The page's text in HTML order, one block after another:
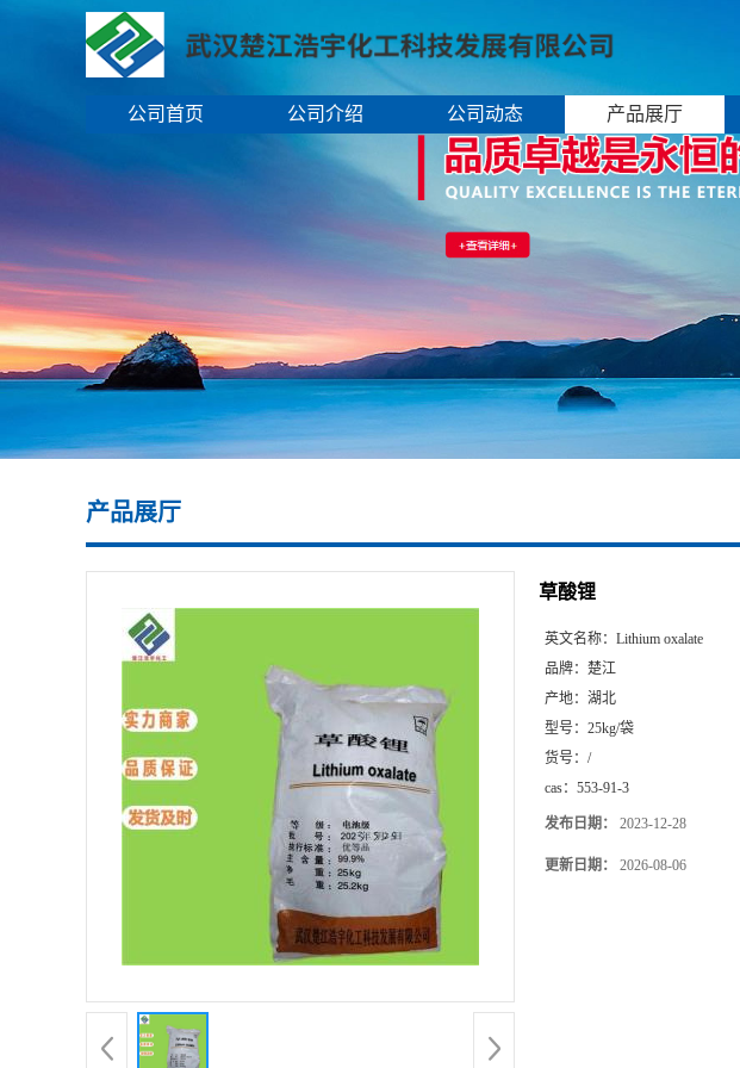
公司首页 公司介绍 公司动态 产品展厅
产品展厅
草酸锂
英文名称： Lithium oxalate
品牌： 楚江
产地： 湖北
型号： 25kg/袋
货号： /
cas： 553-91-3
发布日期： 2023-12-28
更新日期： 2026-08-06